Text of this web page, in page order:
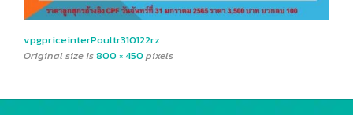
vpgpriceinterPoultr310122rz
Original size is800 × 450 pixels